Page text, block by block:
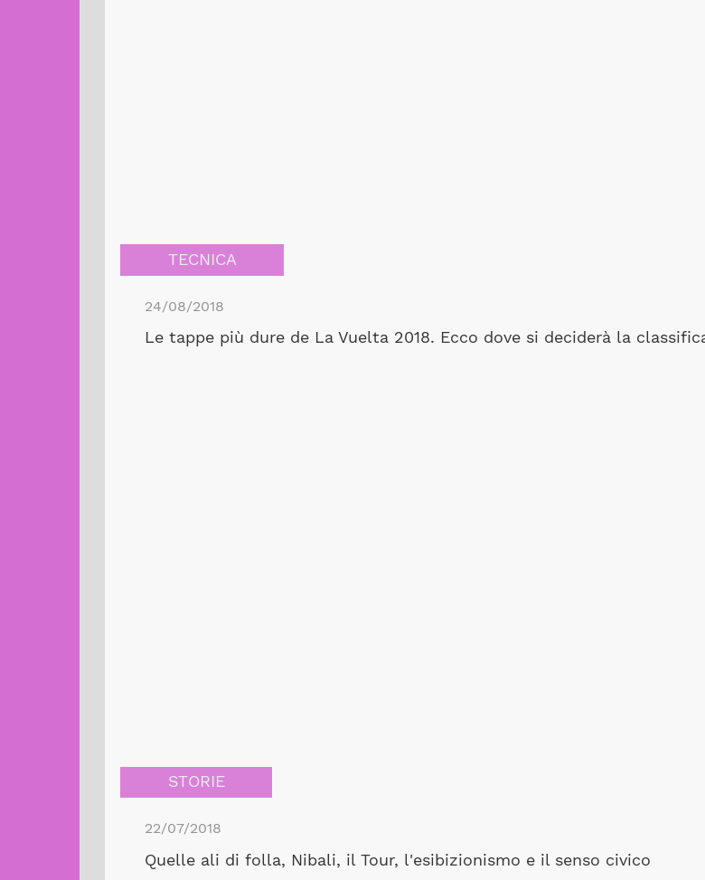
TECNICA
24/08/2018
Le tappe più dure de La Vuelta 2018. Ecco dove si deciderà la
STORIE
22/07/2018
Quelle ali di folla, Nibali, il Tour, l'esibizionismo e il senso civico